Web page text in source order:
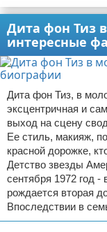
Дита фон Тиз
интересные
Дита фон Тиз, в
эксцентричная и
выход на сцену
Ее стиль, макияж,
красной дорожке,
Детство звезды
сентября 1972 год
рождается вторая
Впоследствии в